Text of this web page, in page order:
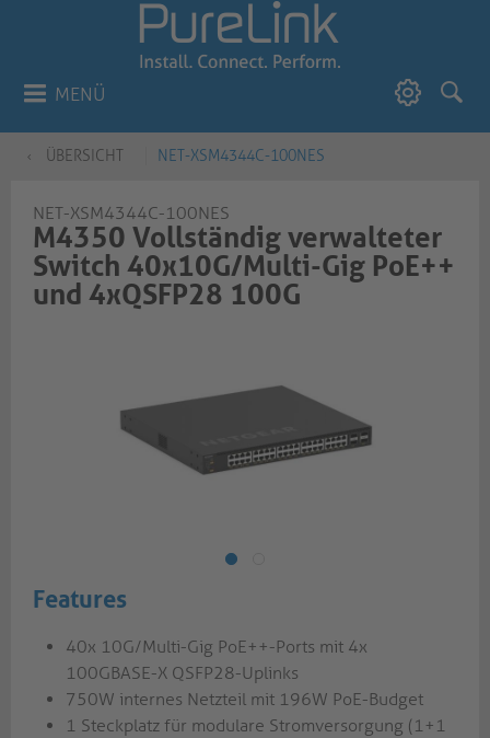
MENÜ
ÜBERSICHT NET-XSM4344C-100NES
NET-XSM4344C-100NES
M4350 Vollständig verwalteter
Switch 40x10G/Multi-Gig PoE++
und 4xQSFP28 100G
Features
40x 10G/Multi-Gig PoE++-Ports mit 4x
100GBASE-X QSFP28-Uplinks
750W internes Netzteil mit 196W PoE-Budget
1 Steckplatz für modulare Stromversorgung (1+1